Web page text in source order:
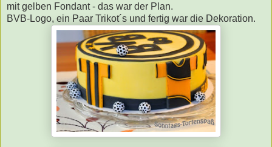
mit gelben Fondant - das war der Plan.
BVB-Logo, ein Paar Trikot´s und fertig war die Dekoration.